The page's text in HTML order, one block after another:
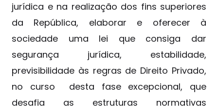
jurídica e na realização dos fins superiores
da República, elaborar e oferecer à
sociedade uma lei que consiga dar
segurança jurídica, estabilidade,
previsibilidade às regras de Direito Privado,
no curso desta fase excepcional, que
desafia as estruturas normativas